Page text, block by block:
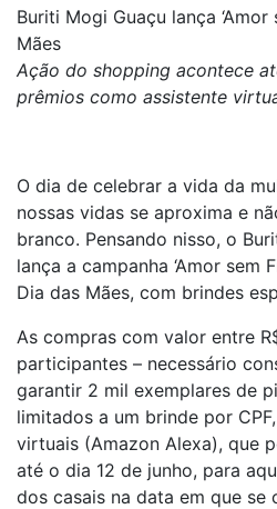
Buriti Mogi Guaçu lança ‘Amor
Mães
Ação do shopping acontece
prêmios como assistente
O dia de celebrar a vida da
nossas vidas se aproxima e
branco. Pensando nisso, o
lança a campanha ‘Amor sem
Dia das Mães, com brindes
As compras com valor entre
participantes – necessário
garantir 2 mil exemplares de
limitados a um brinde por
virtuais (Amazon Alexa), que
até o dia 12 de junho, para
dos casais na data em que se